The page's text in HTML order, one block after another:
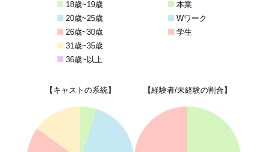
18歳~19歳
20歳~25歳
26歳~30歳
31歳~35歳
36歳~以上
本業
Wワーク
学生
【キャストの系統】 【経験者/未経験の割合】